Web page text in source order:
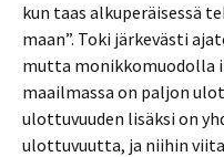
kun taas alkuperäisessä
maan”. Toki järkevästi
mutta monikkomuodolla
maailmassa on paljon
ulottuvuuden lisäksi on
ulottuvuutta, ja niihin